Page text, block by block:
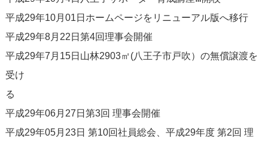
平成29年10月01日ホームページをリニューアル版へ移行
平成29年8月22日第4回理事会開催
平成29年7月15日山林2903㎡(八王子市戸吹）の無償譲渡を
受け
平成29年06月27日第3回 理事会開催
平成29年05月23日 第10回社員総会、平成29年度 第2回 理